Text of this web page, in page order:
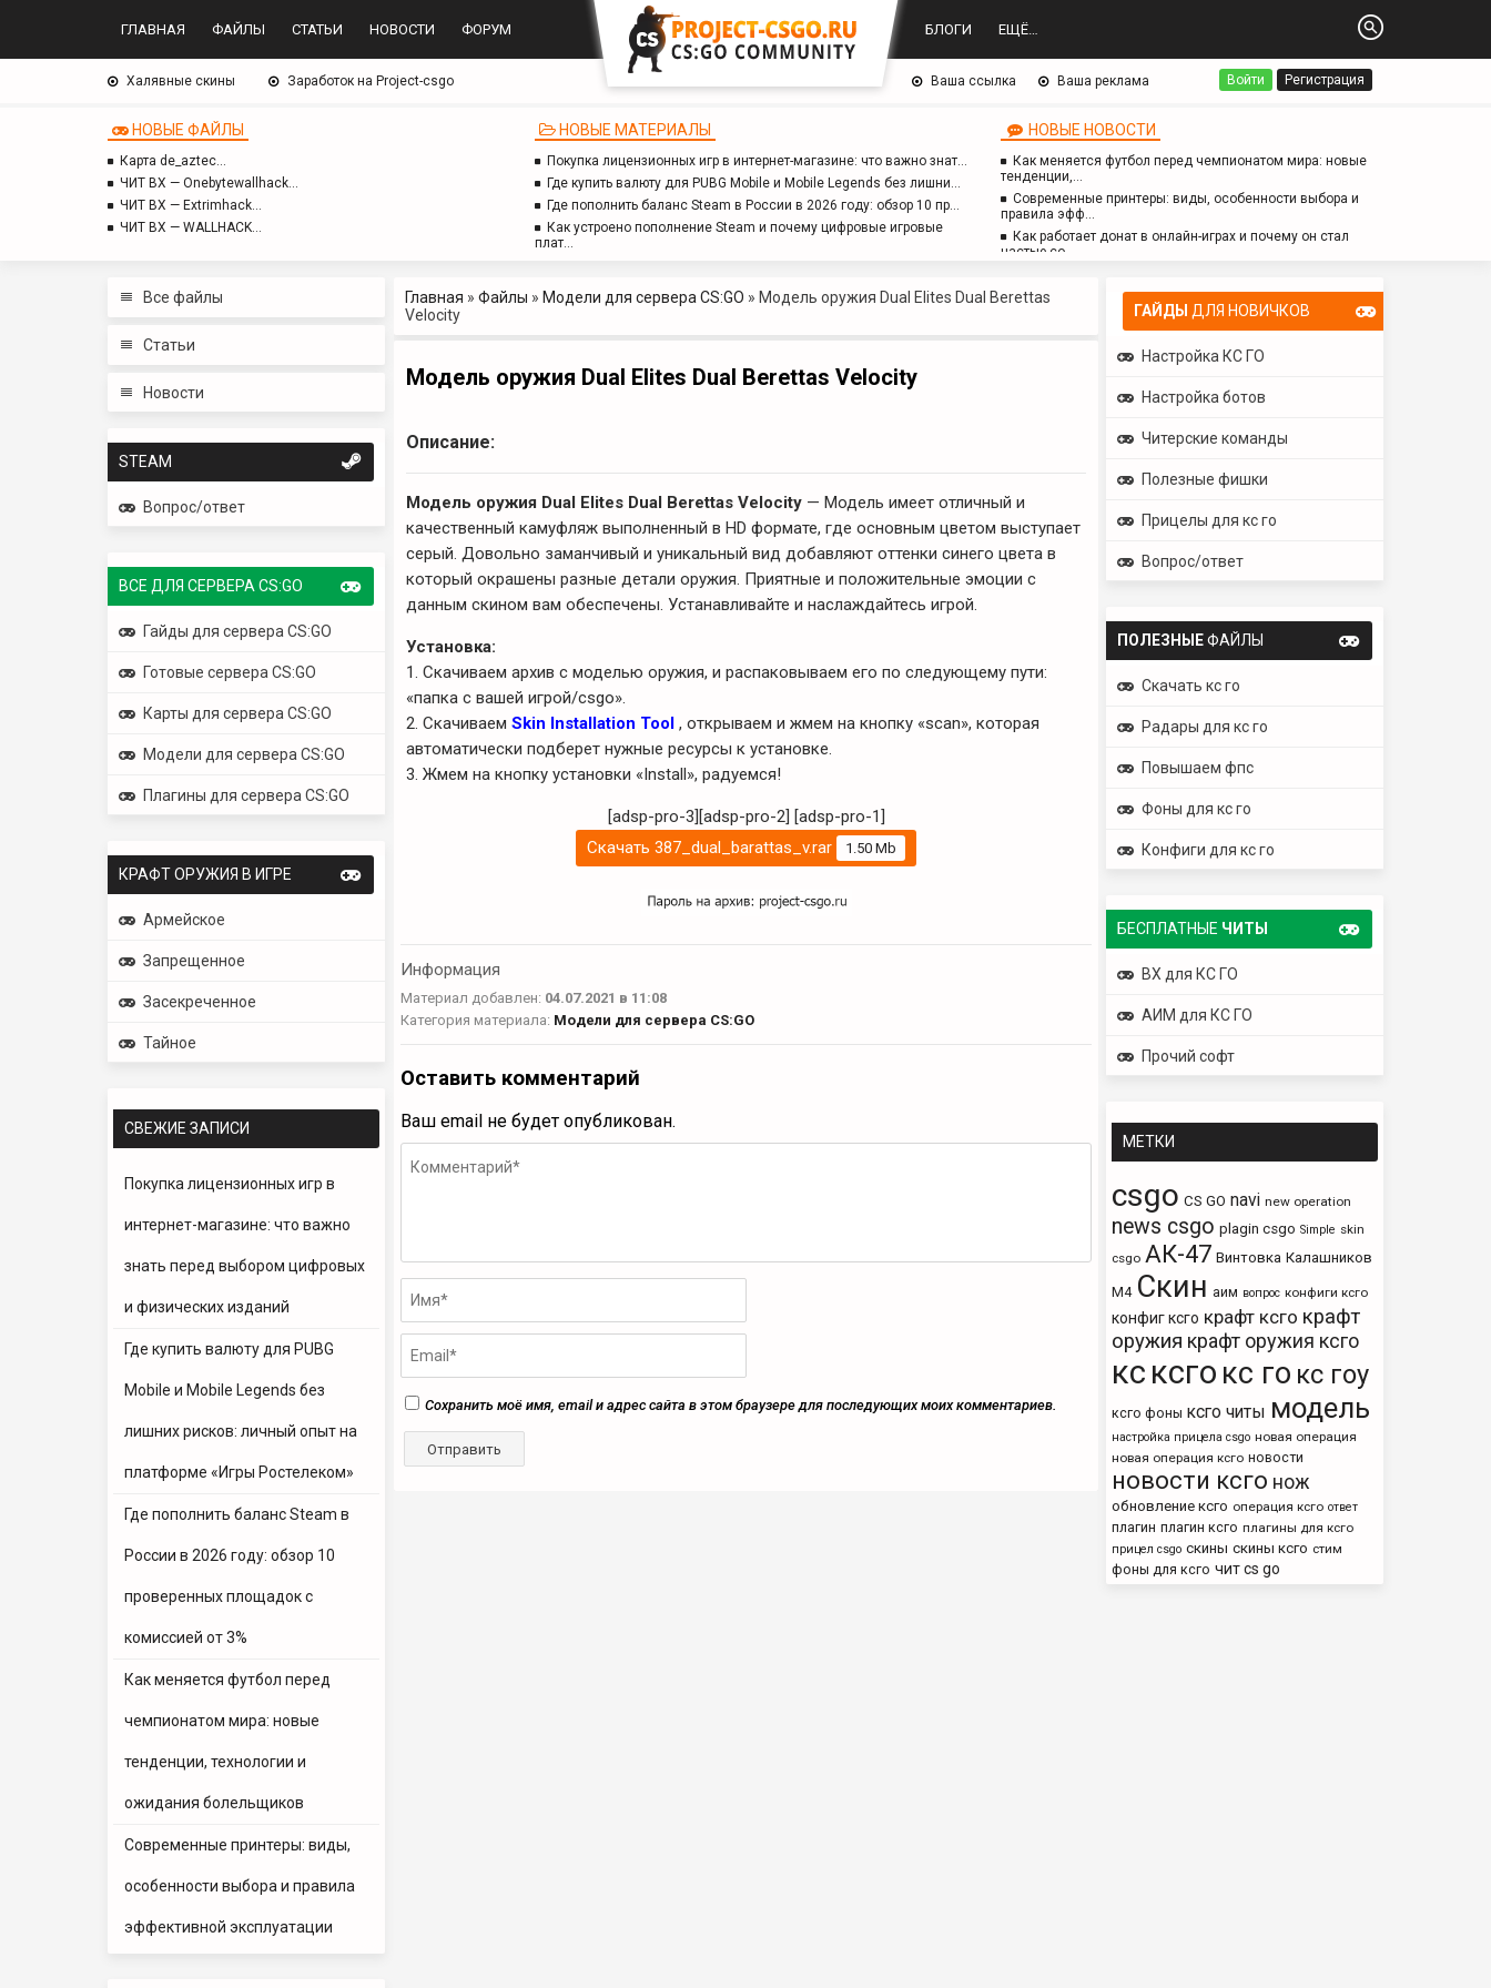
ГЛАВНАЯ ФАЙЛЫ СТАТЬИ НОВОСТИ ФОРУМ БЛОГИ ЕЩЁ…
Халявные скины Заработок на Project-csgo Ваша ссылка Ваша реклама Войти Регистрация
НОВЫЕ ФАЙЛЫ
Карта de_aztec…
ЧИТ BX — Onebytewallhack…
ЧИТ BX — Extrimhack…
ЧИТ BX — WALLHACK…
НОВЫЕ МАТЕРИАЛЫ
Покупка лицензионных игр в интернет-магазине: что важно знат…
Где купить валюту для PUBG Mobile и Mobile Legends без лишни…
Где пополнить баланс Steam в России в 2026 году: обзор 10 пр…
Как устроено пополнение Steam и почему цифровые игровые
плат…
НОВЫЕ НОВОСТИ
Как меняется футбол перед чемпионатом мира: новые
тенденции,…
Современные принтеры: виды, особенности выбора и
правила эфф…
Как работает донат в онлайн-играх и почему он стал
частью со…
методы и з…
Все файлы
Статьи
Новости
STEAM
Вопрос/ответ
ВСЕ ДЛЯ СЕРВЕРА CS:GO
Гайды для сервера CS:GO
Готовые сервера CS:GO
Карты для сервера CS:GO
Модели для сервера CS:GO
Плагины для сервера CS:GO
КРАФТ ОРУЖИЯ В ИГРЕ
Армейское
Запрещенное
Засекреченное
Тайное
СВЕЖИЕ ЗАПИСИ
Покупка лицензионных игр в
интернет-магазине: что важно
знать перед выбором цифровых
и физических изданий
Где купить валюту для PUBG
Mobile и Mobile Legends без
лишних рисков: личный опыт на
платформе «Игры Ростелеком»
Где пополнить баланс Steam в
России в 2026 году: обзор 10
проверенных площадок с
комиссией от 3%
Как меняется футбол перед
чемпионатом мира: новые
тенденции, технологии и
ожидания болельщиков
Современные принтеры: виды,
особенности выбора и правила
эффективной эксплуатации
ГАЙДЫ ДЛЯ НОВИЧКОВ
Настройка КС ГО
Настройка ботов
Читерские команды
Полезные фишки
Прицелы для кс го
Вопрос/ответ
ПОЛЕЗНЫЕФАЙЛЫ
Скачать кс го
Радары для кс го
Повышаем фпс
Фоны для кс го
Конфиги для кс го
БЕСПЛАТНЫЕ ЧИТЫ
ВХ для КС ГО
АИМ для КС ГО
Прочий софт
МЕТКИ
csgo CS GO navi new operation
news csgo plagin csgo Simple skin
csgo АК-47 Винтовка Калашников
М4 Скин аим вопрос конфиги ксго
конфиг ксго крафт ксго крафт
оружия крафт оружия ксго
кс ксго кс го кс гоу
ксго фоны ксго читы модель
настройка прицела csgo новая операция
новая операция ксго новости
новости ксго нож
обновление ксго операция ксго ответ
плагин плагин ксго плагины для ксго
прицел csgo скины скины ксго стим
фоны для ксго чит cs go
Главная » Файлы » Модели для сервера CS:GO » Модель оружия Dual Elites Dual Berettas
Velocity
Модель оружия Dual Elites Dual Berettas Velocity
Описание:
Модель оружия Dual Elites Dual Berettas Velocity — Модель имеет отличный и
качественный камуфляж выполненный в HD формате, где основным цветом выступает
серый. Довольно заманчивый и уникальный вид добавляют оттенки синего цвета в
который окрашены разные детали оружия. Приятные и положительные эмоции с
данным скином вам обеспечены. Устанавливайте и наслаждайтесь игрой.
Установка:
1. Скачиваем архив с моделью оружия, и распаковываем его по следующему пути:
«папка с вашей игрой/csgo».
2. Скачиваем Skin Installation Tool , открываем и жмем на кнопку «scan», которая
автоматически подберет нужные ресурсы к установке.
3. Жмем на кнопку установки «Install», радуемся!
[adsp-pro-3][adsp-pro-2] [adsp-pro-1]
Скачать 387_dual_barattas_v.rar
1.50 Mb
Информация
Материал добавлен: 04.07.2021 в 11:08
Категория материала: Модели для сервера CS:GO
Оставить комментарий
Ваш email не будет опубликован.
Сохранить моё имя, email и адрес сайта в этом браузере для последующих моих комментариев.